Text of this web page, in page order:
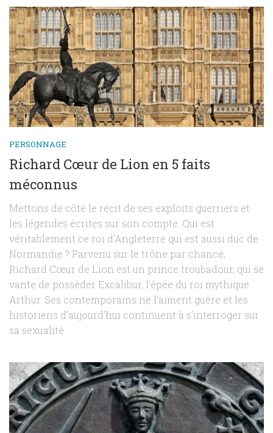
PERSONNAGE
Richard Cœur de Lion en 5 faits
méconnus
Mettons de côté le récit de ses exploits guerriers et
les légendes écrites sur son compte. Qui est
véritablement ce roi d’Angleterre qui est aussi duc de
Normandie ? Parvenu sur le trône par chance,
Richard Cœur de Lion est un prince troubadour, qui se
vante de posséder Excalibur, l’épée du roi mythique
Arthur. Ses contemporains ne l’aiment guère et les
historiens d’aujourd’hui continuent à s’interroger sur
sa sexualité.